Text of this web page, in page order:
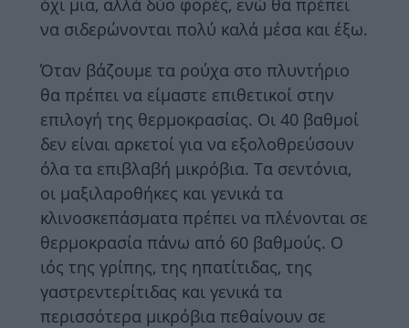
όχι μια, αλλά δύο φορές, ενώ θα πρέπει
να σιδερώνονται πολύ καλά μέσα και έξω.
Όταν βάζουμε τα ρούχα στο πλυντήριο
θα πρέπει να είμαστε επιθετικοί στην
επιλογή της θερμοκρασίας. Οι 40 βαθμοί
δεν είναι αρκετοί για να εξολοθρεύσουν
όλα τα επιβλαβή μικρόβια. Τα σεντόνια,
οι μαξιλαροθήκες και γενικά τα
κλινοσκεπάσματα πρέπει να πλένονται σε
θερμοκρασία πάνω από 60 βαθμούς. Ο
ιός της γρίπης, της ηπατίτιδας, της
γαστρεντερίτιδας και γενικά τα
περισσότερα μικρόβια πεθαίνουν σε